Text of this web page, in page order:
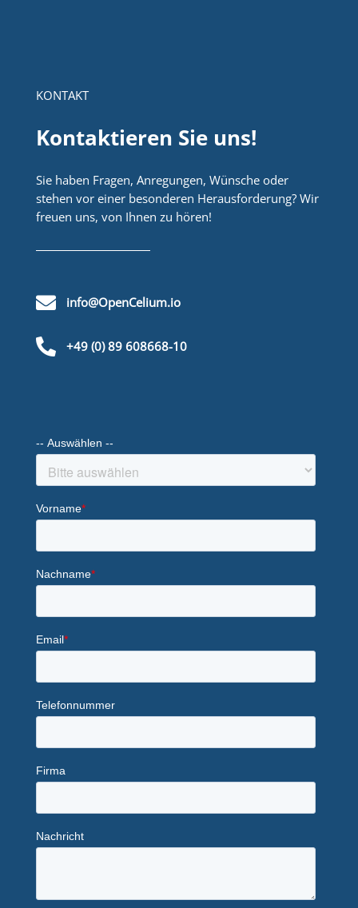
KONTAKT
Kontaktieren Sie uns!
Sie haben Fragen, Anregungen, Wünsche oder
stehen vor einer besonderen Herausforderung? Wir
freuen uns, von Ihnen zu hören!
 info@OpenCelium.io
 +49 (0) 89 608668-10